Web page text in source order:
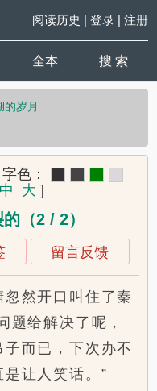
阅读历史 | 登录| 注册
全本 搜 索
的岁月
字色：
中 大 ]
（2 / 2）
留言反馈
然开口叫住了秦
题给解决了呢，
而已，下次办不
让人笑话。”